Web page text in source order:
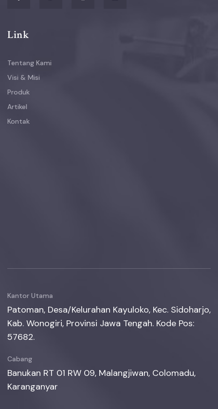
Link
Tentang Kami
Visi & Misi
Produk
Artikel
Kontak
Kantor Utama
Patoman, Desa/Kelurahan Kayuloko, Kec. Sidoharjo,
Kab. Wonogiri, Provinsi Jawa Tengah. Kode Pos:
57682.
Cabang
Banukan RT 01 RW 09, Malangjiwan, Colomadu,
Karanganyar